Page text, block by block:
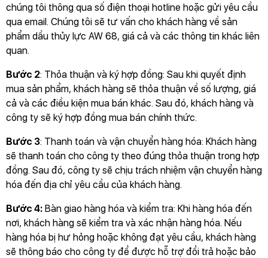
chúng tôi thông qua số điện thoại hotline hoặc gửi yêu cầu
qua email. Chúng tôi sẽ tư vấn cho khách hàng về sản
phẩm dầu thủy lực AW 68, giá cả và các thông tin khác liên
quan.
Bước 2: Thỏa thuận và ký hợp đồng: Sau khi quyết định
mua sản phẩm, khách hàng sẽ thỏa thuận về số lượng, giá
cả và các điều kiện mua bán khác. Sau đó, khách hàng và
công ty sẽ ký hợp đồng mua bán chính thức.
Bước 3: Thanh toán và vận chuyển hàng hóa: Khách hàng
sẽ thanh toán cho công ty theo đúng thỏa thuận trong hợp
đồng. Sau đó, công ty sẽ chịu trách nhiệm vận chuyển hàng
hóa đến địa chỉ yêu cầu của khách hàng.
Bước 4: Bàn giao hàng hóa và kiểm tra: Khi hàng hóa đến
nơi, khách hàng sẽ kiểm tra và xác nhận hàng hóa. Nếu
hàng hóa bị hư hỏng hoặc không đạt yêu cầu, khách hàng
sẽ thông báo cho công ty để được hỗ trợ đổi trả hoặc bảo